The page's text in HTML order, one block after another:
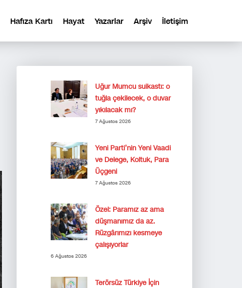
Hafıza Kartı Hayat Yazarlar Arşiv İletişim
Uğur Mumcu suikastı: o
tuğla çekilecek, o duvar
yıkılacak mı?
7 Ağustos 2026
Yeni Parti’nin Yeni Vaadi
ve Delege, Koltuk, Para
Üçgeni
7 Ağustos 2026
Özel: Paramız az ama
düşmanımız da az.
Rüzgârımızı kesmeye
çalışıyorlar
6 Ağustos 2026
Terörsüz Türkiye İçin